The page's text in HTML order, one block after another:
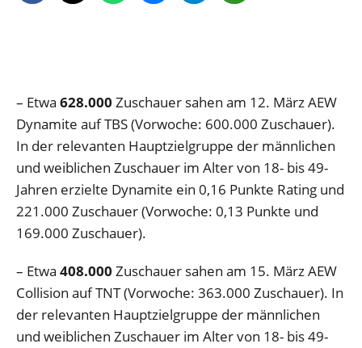
– Etwa 628.000 Zuschauer sahen am 12. März AEW
Dynamite auf TBS (Vorwoche: 600.000 Zuschauer).
In der relevanten Hauptzielgruppe der männlichen
und weiblichen Zuschauer im Alter von 18- bis 49-
Jahren erzielte Dynamite ein 0,16 Punkte Rating und
221.000 Zuschauer (Vorwoche: 0,13 Punkte und
169.000 Zuschauer).
– Etwa 408.000 Zuschauer sahen am 15. März AEW
Collision auf TNT (Vorwoche: 363.000 Zuschauer). In
der relevanten Hauptzielgruppe der männlichen
und weiblichen Zuschauer im Alter von 18- bis 49-